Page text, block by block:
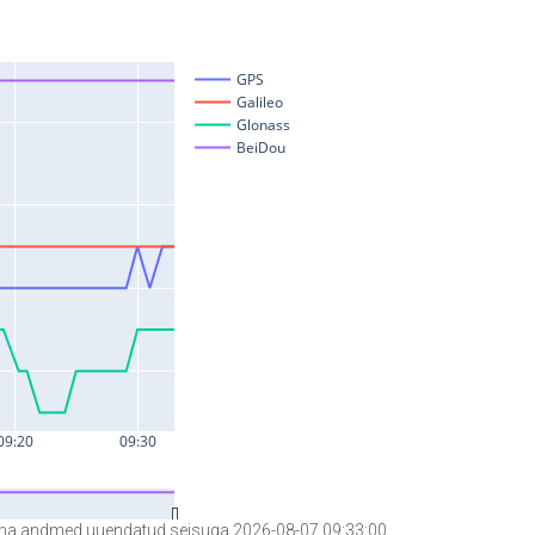
andmed uuendatud seisuga 2026-08-07 09:33:00